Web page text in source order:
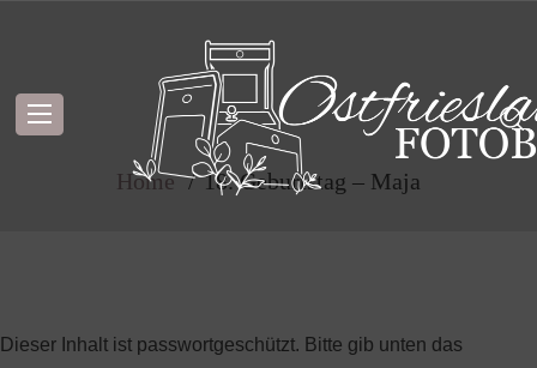
Geschützt: 18. Geburtstag – Maj
a
Home 18. Geburtstag – Maja
Dieser Inhalt ist passwortgeschützt. Bitte gib unten das